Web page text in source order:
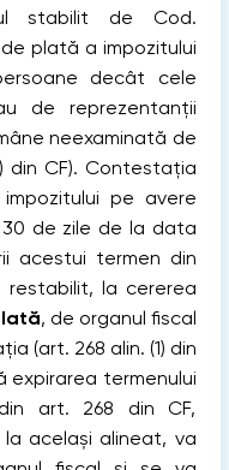
stabilit de Cod.
plată a impozitului
decât cele
de reprezentanţii
neexaminată de
din CF). Contestaţia
pe avere
de zile de la data
acestui termen din
la cererea
, de organul fiscal
(art. 268 alin. (1) din
expirarea termenului
art. 268 din CF,
același alineat, va